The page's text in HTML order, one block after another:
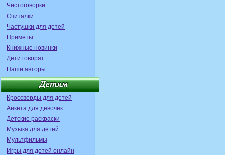
Чистоговорки
Считалки
Частушки для детей
Приметы
Книжные новинки
Дети говорят
Наши авторы
Кроссворды для детей
Анкета для девочек
Детские раскраски
Музыка для детей
Мультфильмы
Игры для детей онлайн